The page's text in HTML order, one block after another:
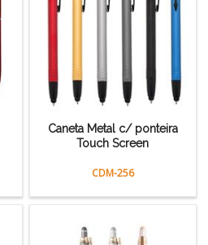
Caneta Metal c/ ponteira
Touch Screen
CDM-256